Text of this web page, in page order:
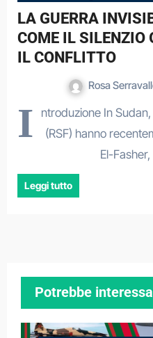
LA GUERRA
COME IL SILENZIO
IL CONFLITTO
Rosa
I
ntroduzione In
(RSF) hanno
El-
Leggi tutto
Potrebbe